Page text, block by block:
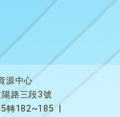
源中心
路三段3號
轉182~185